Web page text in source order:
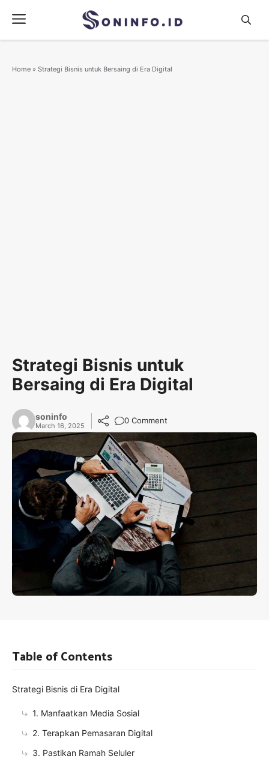
content
Menu
Home » Strategi Bisnis untuk Bersaing di Era Digital
Strategi Bisnis untuk
Bersaing di Era Digital
soninfo
March 16, 2025
0 Comment
Table of Contents
Strategi Bisnis di Era Digital
1. Manfaatkan Media Sosial
2. Terapkan Pemasaran Digital
3. Pastikan Ramah Seluler